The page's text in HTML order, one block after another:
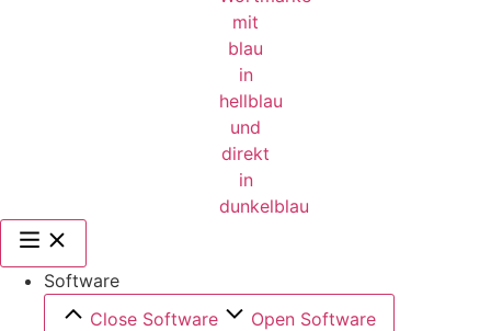
Software
Close Software
Open Software